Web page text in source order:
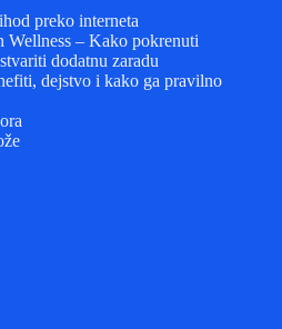
preko interneta
Wellness – Kako pokrenuti
dodatnu zaradu
dejstvo i kako ga pravilno